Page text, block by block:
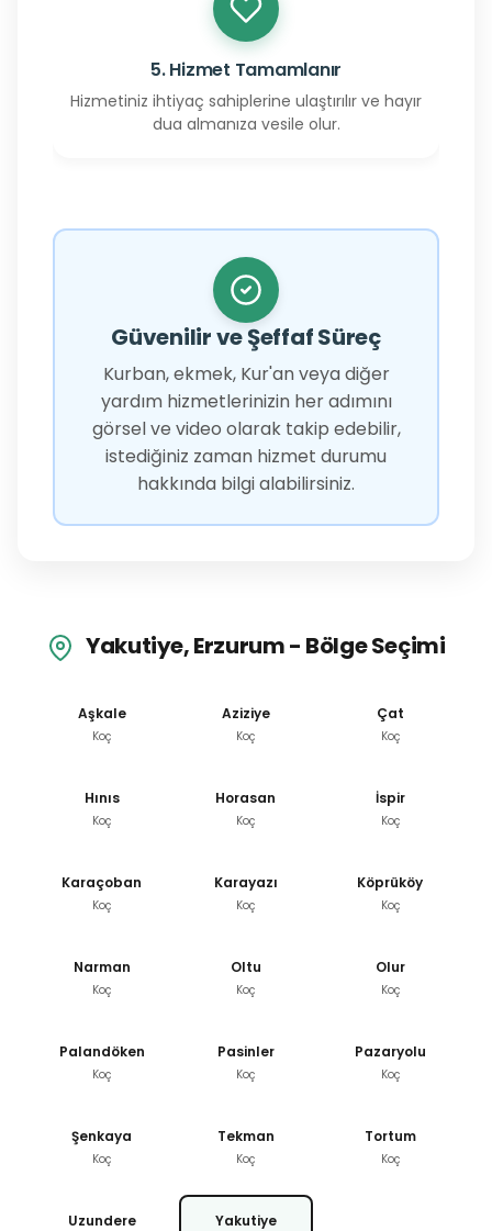
5. Hizmet Tamamlanır
Hizmetiniz ihtiyaç sahiplerine ulaştırılır ve hayır
dua almanıza vesile olur.
Güvenilir ve Şeffaf Süreç
Kurban, ekmek, Kur'an veya diğer
yardım hizmetlerinizin her adımını
görsel ve video olarak takip edebilir,
istediğiniz zaman hizmet durumu
hakkında bilgi alabilirsiniz.
Yakutiye, Erzurum - Bölge Seçimi
Aşkale
Koç
Aziziye
Koç
Çat
Koç
Hınıs
Koç
Horasan
Koç
İspir
Koç
Karaçoban
Koç
Karayazı
Koç
Köprüköy
Koç
Narman
Koç
Oltu
Koç
Olur
Koç
Palandöken
Koç
Pasinler
Koç
Pazaryolu
Koç
Şenkaya
Koç
Tekman
Koç
Tortum
Koç
Uzundere Yakutiye